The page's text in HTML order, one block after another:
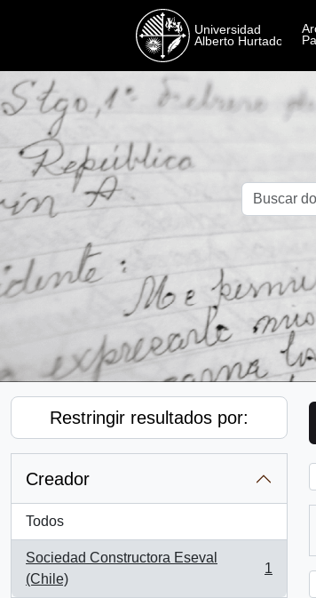
Restringir resultados por:
Creador
Todos
Sociedad Constructora Eseval
(Chile)
, 1 resultados
1